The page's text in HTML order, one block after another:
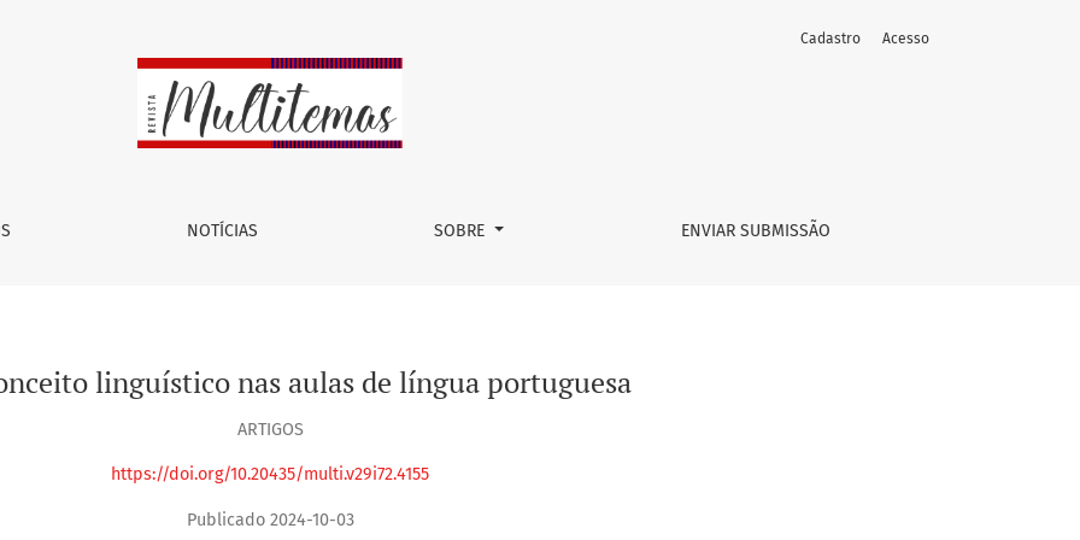
NOTÍCIAS SOBRE ENVIAR SUBMISSÃO
Cadastro Acesso
linguístico nas aulas de língua portuguesa
ARTIGOS
https://doi.org/10.20435/multi.v29i72.4155
Publicado 2024-10-03